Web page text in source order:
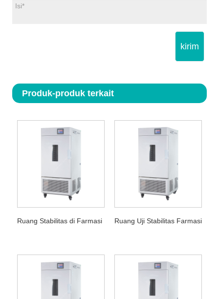
kirim
Produk-produk terkait
Ruang Stabilitas di Farmasi Ruang Uji Stabilitas Farmasi